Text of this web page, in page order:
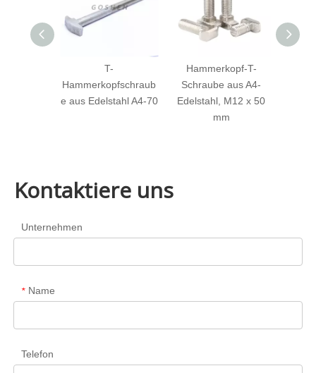
T-
Hammerkopfschraub
e aus Edelstahl A4-70
Hammerkopf-T-
Schraube aus A4-
Edelstahl, M12 x 50
mm
Kontaktiere uns
Unternehmen
* Name
Telefon